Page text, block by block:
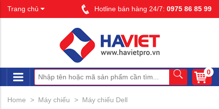
Trang chủ Hotline bán hàng 24/7: 0975 86 85 99
0
Home Máy chiếu Máy chiếu Dell